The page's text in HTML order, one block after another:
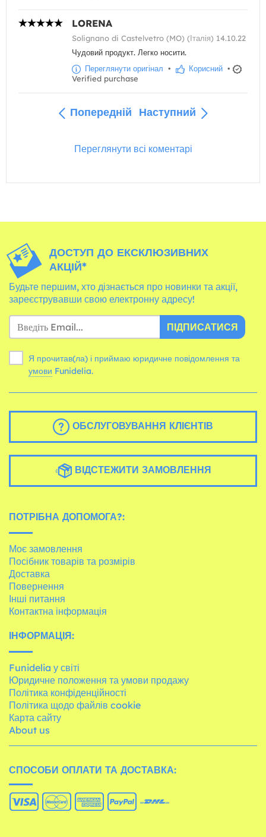
LORENA
Solignano di Castelvetro (MO) (Італія) 14.10.22
Чудовий продукт. Легко носити.
Переглянути оригінал • Корисний •
Verified purchase
Попередній Наступний
Переглянути всі коментарі
ДОСТУП ДО ЕКСКЛЮЗИВНИХ
АКЦІЙ*
Будьте першим, хто дізнається про новинки та акції,
зареєструвавши свою електронну адресу!
ПІДПИСАТИСЯ
Я прочитав(ла) і приймаю юридичне повідомлення та
умови Funidelia.
ОБСЛУГОВУВАННЯ КЛІЄНТІВ
ВІДСТЕЖИТИ ЗАМОВЛЕННЯ
ПОТРІБНА ДОПОМОГА?:
Моє замовлення
Посібник товарів та розмірів
Доставка
Повернення
Інші питання
Контактна інформація
ІНФОРМАЦІЯ:
Funidelia у світі
Юридичне положення та умови продажу
Політика конфіденційності
Політика щодо файлів cookie
Карта сайту
About us
СПОСОБИ ОПЛАТИ ТА ДОСТАВКА: